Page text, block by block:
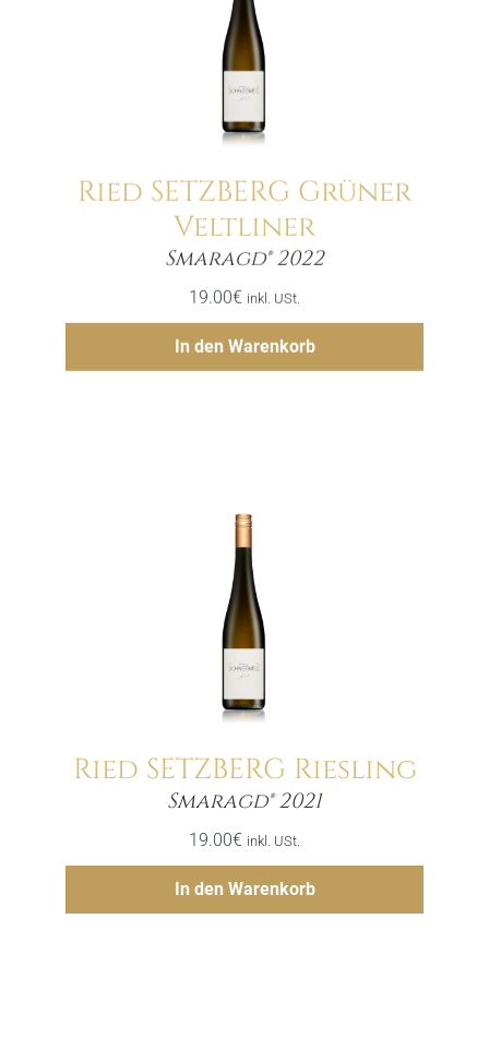
Ried SETZBERG Grüner
Veltliner
Smaragd® 2022
19.00€ inkl. USt.
In den Warenkorb
Menge
Hinzufügen
Ried SETZBERG Riesling
Smaragd® 2021
19.00€ inkl. USt.
In den Warenkorb
Menge
Hinzufügen